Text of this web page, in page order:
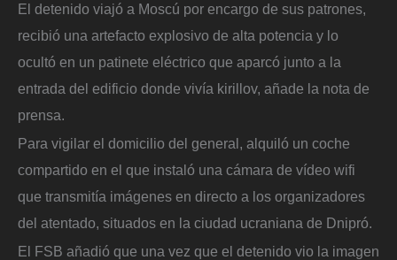
El detenido viajó a Moscú por encargo de sus patrones,
recibió una artefacto explosivo de alta potencia y lo
ocultó en un patinete eléctrico que aparcó junto a la
entrada del edificio donde vivía kirillov, añade la nota de
prensa.
Para vigilar el domicilio del general, alquiló un coche
compartido en el que instaló una cámara de vídeo wifi
que transmitía imágenes en directo a los organizadores
del atentado, situados en la ciudad ucraniana de Dnipró.
El FSB añadió que una vez que el detenido vio la imagen